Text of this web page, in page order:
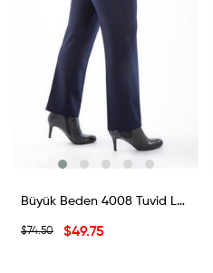
Büyük Beden 4008 Tuvid Lastikli Pantolon Lacivert
$74.50